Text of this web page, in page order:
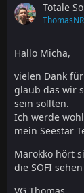
Totale
Hallo Micha,
vielen Dank
glaub das wir
sein sollten.
Ich werde
mein Seestar
Marokko hört
die SOFI